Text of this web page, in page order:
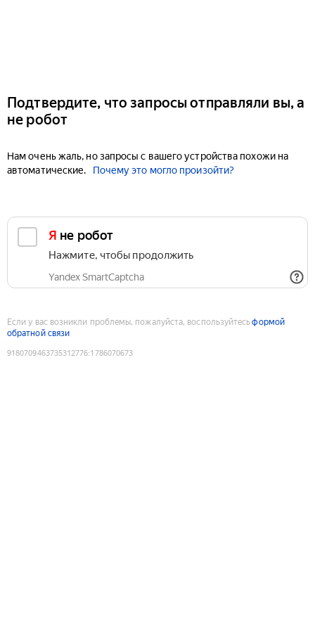
Подтвердите, что запросы отправляли вы, а
не робот
Нам очень жаль, но запросы с вашего устройства похожи на
автоматические.
Почему это могло произойти?
Я не робот
Нажмите, чтобы продолжить
Yandex SmartCaptcha
Если у вас возникли проблемы, пожалуйста, воспользуйтесьформой
обратной связи
9180709463735312776:1786070673